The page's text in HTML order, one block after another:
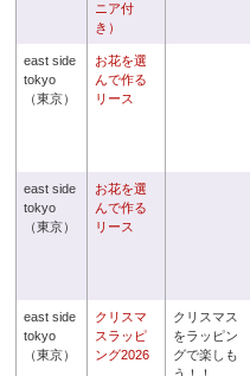
ニア付
き）
east side
tokyo
（東京）
お花を選
んで作る
リース
east side
tokyo
（東京）
お花を選
んで作る
リース
east side
tokyo
（東京）
クリスマ
スラッピ
ング2026
クリスマス
をラッピン
グで楽しも